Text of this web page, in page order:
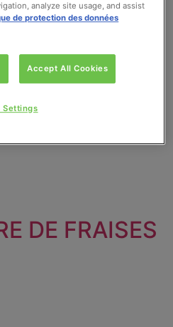
DE FRAISES
analyze site usage, and assist
de protection des données
Accept All Cookies
Settings